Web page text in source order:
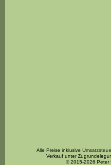
Alle Preise inklusive
Verkauf unter
© 2015-2026 Peter